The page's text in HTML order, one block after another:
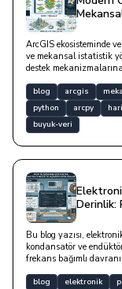
ArcGIS ekosisteminde
ve mekansal istatistik
destek
blog arcgis
python
arcpy
buyuk-veri
Derinlik:
Bu blog yazısı,
kondansatör ve
frekans bağımlı
blog elektronik